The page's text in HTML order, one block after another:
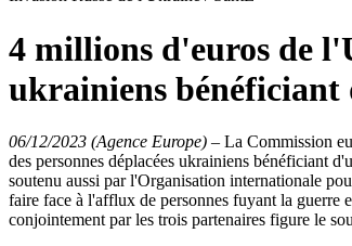
4 millions d'euros de
ukrainiens
06/12/2023 (Agence Europe) – La Commission
des personnes déplacées ukrainiens bénéficiant
soutenu aussi par l'Organisation internationale
faire face à l'afflux de personnes fuyant la guerre
conjointement par les trois partenaires figure le